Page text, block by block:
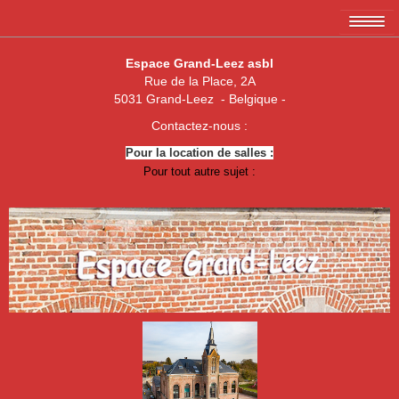
L'association EGL asbl
Amicale des 3 x 20
Association "Un enfant, une vie"
Royal Football Club Grand-Leez
Les pêcheurs réunis
Club des Jeunes de Grand-Leez
Nouvelle jeune paume Grand-Leez
Espace Grand-Leez asbl
Rue de la Place, 2A
5031 Grand-Leez - Belgique -
Contactez-nous :
Pour la location de salles :
Pour tout autre sujet :